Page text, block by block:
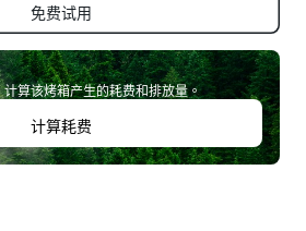
免费试用
算该烤箱产生的耗费和排放量。
计算耗费